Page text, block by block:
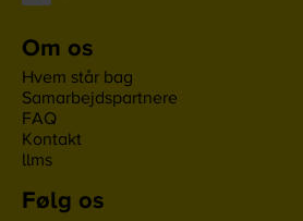
Om os
Hvem står bag
Samarbejdspartnere
FAQ
Kontakt
llms
Følg os